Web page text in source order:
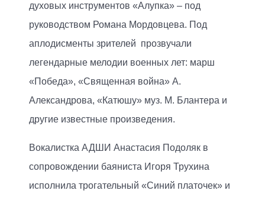
духовых инструментов «Алупка» – под
руководством Романа Мордовцева. Под
аплодисменты зрителей прозвучали
легендарные мелодии военных лет: марш
«Победа», «Священная война» А.
Александрова, «Катюшу» муз. М. Блантера и
другие известные произведения.
Вокалистка АДШИ Анастасия Подоляк в
сопровождении баяниста Игоря Трухина
исполнила трогательный «Синий платочек» и